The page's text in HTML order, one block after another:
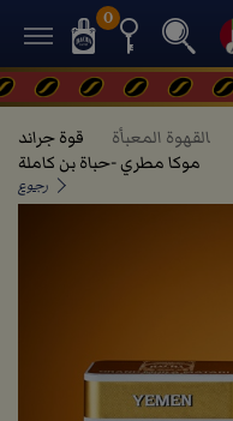
0
القهوة المعبأة
قوة جراند
موكا مطري -حباة بن كاملة
رجوع